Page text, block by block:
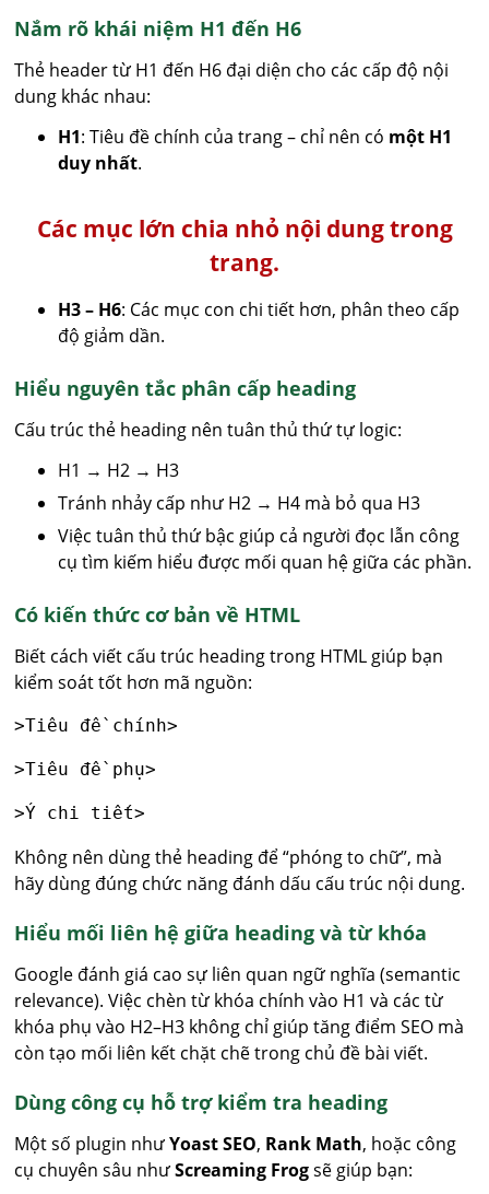
Nắm rõ khái niệm H1 đến H6
Thẻ header từ H1 đến H6 đại diện cho các cấp độ nội
dung khác nhau:
H1: Tiêu đề chính của trang – chỉ nên có một H1
duy nhất.
Các mục lớn chia nhỏ nội dung trong
trang.
H3 – H6: Các mục con chi tiết hơn, phân theo cấp
độ giảm dần.
Hiểu nguyên tắc phân cấp heading
Cấu trúc thẻ heading nên tuân thủ thứ tự logic:
H1 → H2 → H3
Tránh nhảy cấp như H2 → H4 mà bỏ qua H3
Việc tuân thủ thứ bậc giúp cả người đọc lẫn công
cụ tìm kiếm hiểu được mối quan hệ giữa các phần.
Có kiến thức cơ bản về HTML
Biết cách viết cấu trúc heading trong HTML giúp bạn
kiểm soát tốt hơn mã nguồn:
>Tiêu đề chính>
>Tiêu đề phụ>
>Ý chi tiết>
Không nên dùng thẻ heading để “phóng to chữ”, mà
hãy dùng đúng chức năng đánh dấu cấu trúc nội dung.
Hiểu mối liên hệ giữa heading và từ khóa
Google đánh giá cao sự liên quan ngữ nghĩa (semantic
relevance). Việc chèn từ khóa chính vào H1 và các từ
khóa phụ vào H2–H3 không chỉ giúp tăng điểm SEO mà
còn tạo mối liên kết chặt chẽ trong chủ đề bài viết.
Dùng công cụ hỗ trợ kiểm tra heading
Một số plugin nhưYoast SEO, Rank Math, hoặc công
cụ chuyên sâu nhưScreaming Frogsẽ giúp bạn: